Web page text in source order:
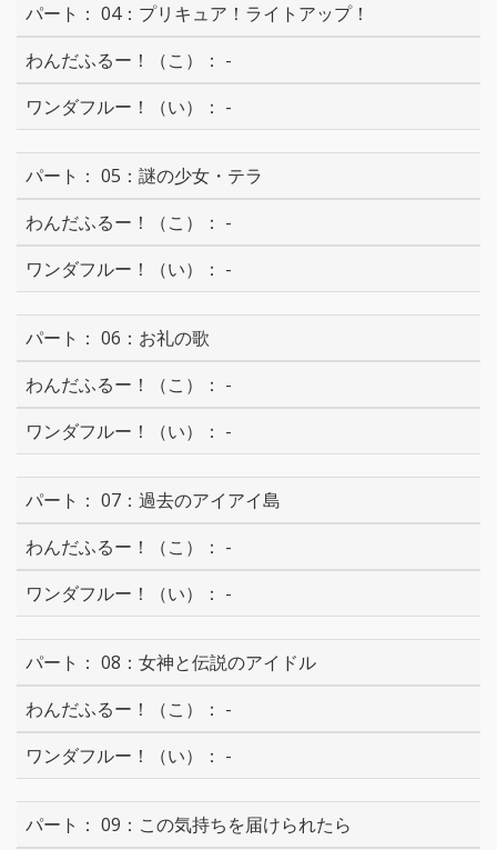
04：プリキュア！ライトアップ！
-
-
05：謎の少女・テラ
-
-
06：お礼の歌
-
-
07：過去のアイアイ島
-
-
08：女神と伝説のアイドル
-
-
09：この気持ちを届けられたら